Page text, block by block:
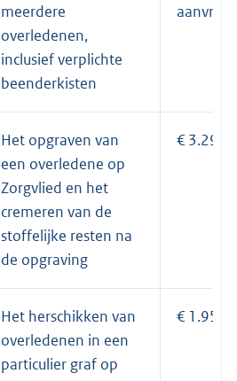
meerdere
overledenen,
inclusief verplichte
beenderkisten
aanvraag
Het opgraven van
een overledene op
Zorgvlied en het
cremeren van de
stoffelijke resten na
de opgraving
€ 3.290
Het herschikken van
overledenen in een
particulier graf op
€ 1.950